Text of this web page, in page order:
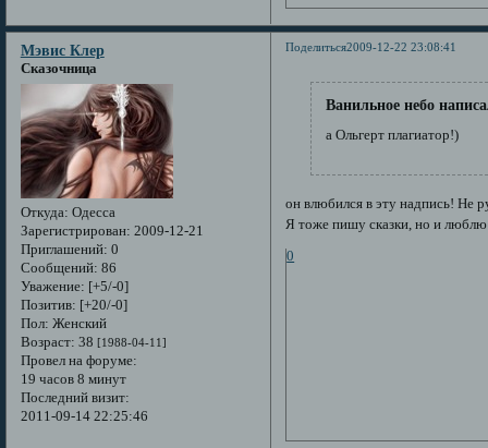
Поделиться2009-12-22 23:08:41
Мэвис Клер
Сказочница
Откуда: Одесса
Зарегистрирован: 2009-12-21
Приглашений: 0
Сообщений: 86
Уважение: [+5/-0]
Позитив: [+20/-0]
Пол: Женский
Возраст: 38 [1988-04-11]
Провел на форуме:
19 часов 8 минут
Последний визит:
2011-09-14 22:25:46
Ванильное небо
а Ольгерт плагиатор!)
он влюбился в эту надпись! Не
Я тоже пишу сказки, но и люблю
0